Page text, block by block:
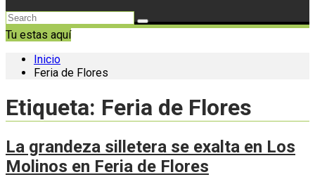
Tu estas aquí
Inicio
Feria de Flores
Etiqueta: Feria de Flores
La grandeza silletera se exalta en Los
Molinos en Feria de Flores